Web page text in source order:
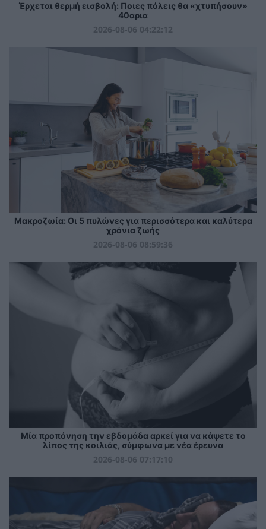
Έρχεται θερμή εισβολή: Ποιες πόλεις θα «χτυπήσουν»
40αρια
2026-08-06 04:22:12
Mακροζωία: Οι 5 πυλώνες για περισσότερα και καλύτερα
χρόνια ζωής
2026-08-06 08:59:36
Μία προπόνηση την εβδομάδα αρκεί για να κάψετε το
λίπος της κοιλιάς, σύμφωνα με νέα έρευνα
2026-08-06 07:17:10